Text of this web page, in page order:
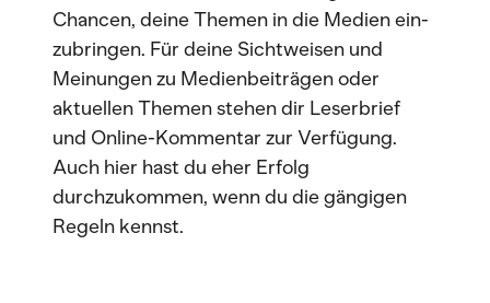
Chancen, deine Themen in die Medien ein-
zubringen. Für deine Sichtweisen und
Meinungen zu Medienbeiträgen oder
aktuellen Themen stehen dir Leserbrief
und Online-Kommentar zur Verfügung.
Auch hier hast du eher Erfolg
durchzukommen, wenn du die gängigen
Regeln kennst.